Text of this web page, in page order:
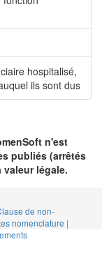
hospitalisé,
ils sont dus
n'est
publiés (arrêtés
légale.
de non-
nomenclature |